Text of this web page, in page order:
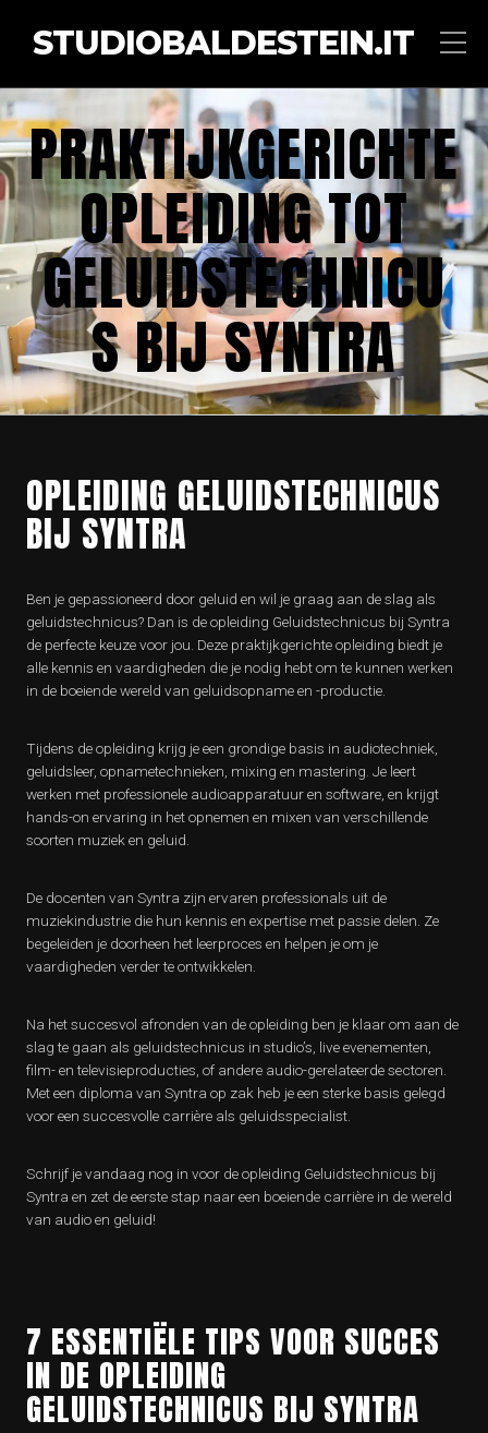
STUDIOBALDESTEIN.IT
PRAKTIJKGERICHTE
OPLEIDING TOT
GELUIDSTECHNICU
S BIJ SYNTRA
OPLEIDING GELUIDSTECHNICUS
BIJ SYNTRA
Ben je gepassioneerd door geluid en wil je graag aan de slag als
geluidstechnicus? Dan is de opleiding Geluidstechnicus bij Syntra
de perfecte keuze voor jou. Deze praktijkgerichte opleiding biedt je
alle kennis en vaardigheden die je nodig hebt om te kunnen werken
in de boeiende wereld van geluidsopname en -productie.
Tijdens de opleiding krijg je een grondige basis in audiotechniek,
geluidsleer, opnametechnieken, mixing en mastering. Je leert
werken met professionele audioapparatuur en software, en krijgt
hands-on ervaring in het opnemen en mixen van verschillende
soorten muziek en geluid.
De docenten van Syntra zijn ervaren professionals uit de
muziekindustrie die hun kennis en expertise met passie delen. Ze
begeleiden je doorheen het leerproces en helpen je om je
vaardigheden verder te ontwikkelen.
Na het succesvol afronden van de opleiding ben je klaar om aan de
slag te gaan als geluidstechnicus in studio’s, live evenementen,
film- en televisieproducties, of andere audio-gerelateerde sectoren.
Met een diploma van Syntra op zak heb je een sterke basis gelegd
voor een succesvolle carrière als geluidsspecialist.
Schrijf je vandaag nog in voor de opleiding Geluidstechnicus bij
Syntra en zet de eerste stap naar een boeiende carrière in de wereld
van audio en geluid!
7 ESSENTIËLE TIPS VOOR SUCCES
IN DE OPLEIDING
GELUIDSTECHNICUS BIJ SYNTRA